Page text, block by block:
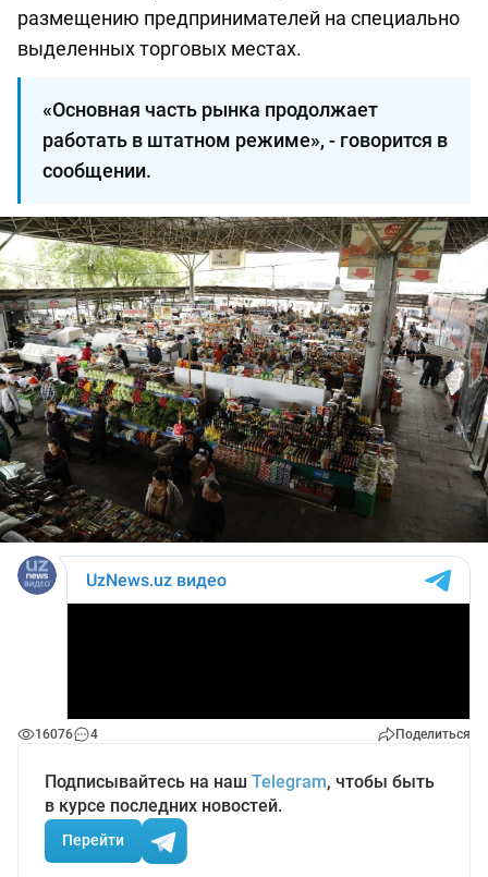
размещению предпринимателей на специально
выделенных торговых местах.
«Основная часть рынка продолжает
работать в штатном режиме», - говорится в
сообщении.
16076 4 Поделиться
Подписывайтесь на наш Telegram, чтобы быть
в курсе последних новостей.
Перейти